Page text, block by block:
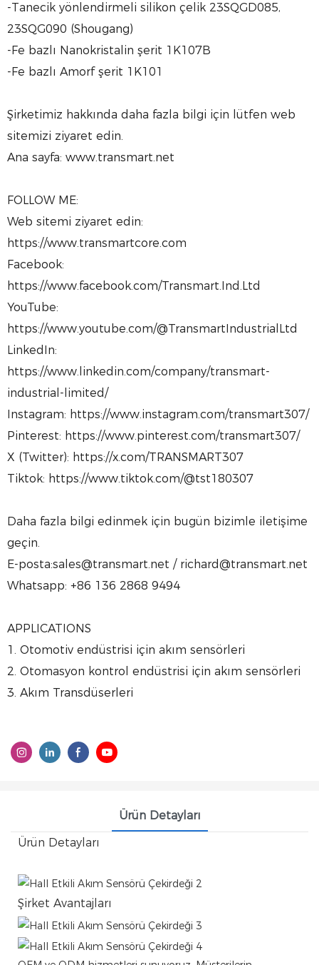
-Tanecik yönlendirmeli silikon çelik 23SQGD085,
23SQG090 (Shougang)
-Fe bazlı Nanokristalin şerit 1K107B
-Fe bazlı Amorf şerit 1K101
Şirketimiz hakkında daha fazla bilgi için lütfen web
sitemizi ziyaret edin.
Ana sayfa: www.transmart.net
FOLLOW ME:
Web sitemi ziyaret edin:
https://www.transmartcore.com
Facebook:
https://www.facebook.com/Transmart.Ind.Ltd
YouTube:
https://www.youtube.com/@TransmartIndustrialLtd
LinkedIn:
https://www.linkedin.com/company/transmart-
industrial-limited/
Instagram: https://www.instagram.com/transmart307/
Pinterest: https://www.pinterest.com/transmart307/
X (Twitter): https://x.com/TRANSMART307
Tiktok: https://www.tiktok.com/@tst180307
Daha fazla bilgi edinmek için bugün bizimle iletişime
geçin.
E-posta:sales@transmart.net / richard@transmart.net
Whatsapp: +86 136 2868 9494
APPLICATIONS
1. Otomotiv endüstrisi için akım sensörleri
2. Otomasyon kontrol endüstrisi için akım sensörleri
3. Akım Transdüserleri
Ürün Detayları
Ürün Detayları
Şirket Avantajları